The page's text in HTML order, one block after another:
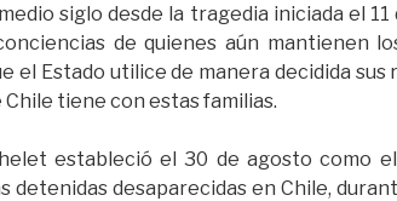
siglo desde la tragedia iniciada el
de quienes aún mantienen
el Estado utilice de manera decidida
tiene con estas familias.
estableció el 30 de agosto como
detenidas desaparecidas en Chile,